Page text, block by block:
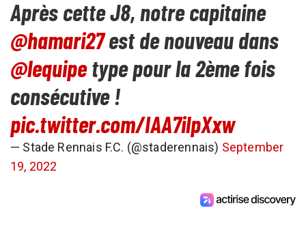
Après cette J8, notre capitaine
@hamari27est de nouveau dans
@lequipetype pour la 2ème fois
consécutive !
pic.twitter.com/IAA7ilpXxw
— Stade Rennais F.C. (@staderennais) September
19, 2022